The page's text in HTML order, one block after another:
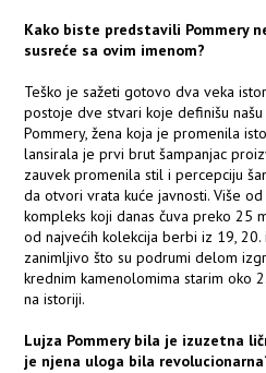
Kako biste predstavili Pommery
susreće sa ovim imenom?
Teško je sažeti gotovo dva veka
postoje dve stvari koje definišu našu
Pommery, žena koja je promenila
lansirala je prvi brut šampanjac
zauvek promenila stil i percepciju
da otvori vrata kuće javnosti. Više
kompleks koji danas čuva preko 25
od najvećih kolekcija berbi iz 19, 20.
zanimljivo što su podrumi delom
krednim kamenolomima starim oko
na istoriji.
Lujza Pommery bila je izuzetna
je njena uloga bila